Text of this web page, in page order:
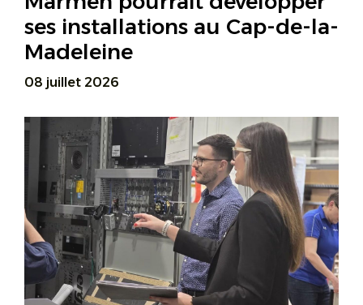
ses installations au Cap-de-la-
Madeleine
08 juillet 2026